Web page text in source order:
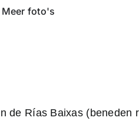
Meer foto's
Rías Baixas